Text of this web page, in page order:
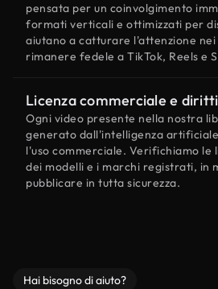
pensata per un coinvolgimento
formati verticali e ottimizzati per
aiutano a catturare l'attenzione
rimanere fedele a TikTok, Reels e
Licenza commerciale e
Ogni video presente nella nostra
generato dall'intelligenza
l'uso commerciale. Verifichiamo le
dei modelli e i marchi registrati, in
pubblicare in tutta sicurezza.
Hai bisogno di aiuto?